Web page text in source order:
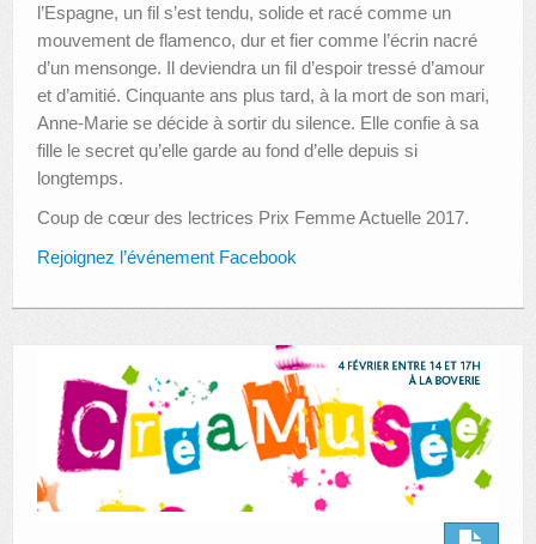
l’Espagne, un fil s’est tendu, solide et racé comme un
mouvement de flamenco, dur et fier comme l’écrin nacré
d’un mensonge. Il deviendra un fil d’espoir tressé d’amour
et d’amitié. Cinquante ans plus tard, à la mort de son mari,
Anne-Marie se décide à sortir du silence. Elle confie à sa
fille le secret qu’elle garde au fond d’elle depuis si
longtemps.
Coup de cœur des lectrices Prix Femme Actuelle 2017.
Rejoignez l’événement Facebook